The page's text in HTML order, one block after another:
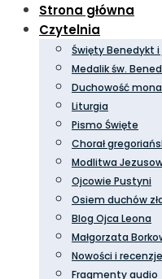
Strona główna
Czytelnia
Święty Benedykt i
Medalik św.
Duchowość
Liturgia
Pismo Święte
Chorał
Modlitwa
Ojcowie Pustyni
Osiem duchów
Blog Ojca Leona
Małgorzata
Nowości i recenzje
Fragmenty audio